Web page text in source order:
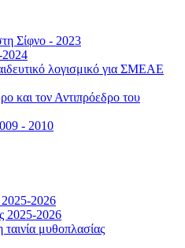
Σίφνο - 2023
2024
λογισμικό για ΣΜΕΑΕ
και τον Αντιπρόεδρο του
- 2010
2025-2026
2025-2026
μυθοπλασίας